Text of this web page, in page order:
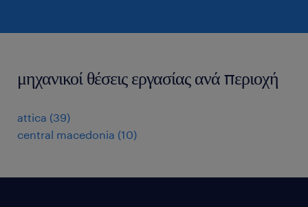
μηχανικοί θέσεις εργασίας ανά περιοχή
attica (39)
central macedonia (10)